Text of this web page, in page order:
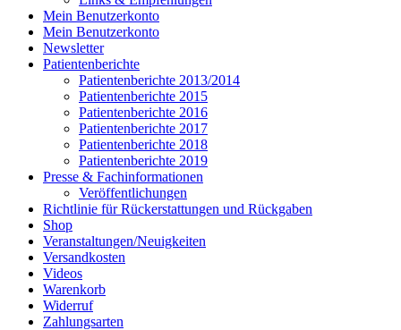
Mein Benutzerkonto
Mein Benutzerkonto
Newsletter
Patientenberichte
Patientenberichte 2013/2014
Patientenberichte 2015
Patientenberichte 2016
Patientenberichte 2017
Patientenberichte 2018
Patientenberichte 2019
Presse & Fachinformationen
Veröffentlichungen
Richtlinie für Rückerstattungen und Rückgaben
Shop
Veranstaltungen/Neuigkeiten
Versandkosten
Videos
Warenkorb
Widerruf
Zahlungsarten